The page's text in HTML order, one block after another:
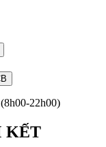
(8h00-22h00)
KẾT